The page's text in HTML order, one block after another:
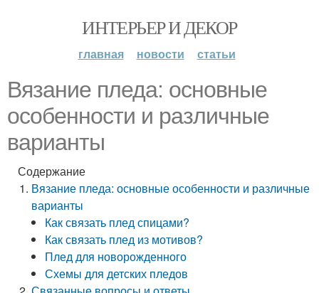
ИНТЕРЬЕР И ДЕКОР
главная новости статьи
Вязание пледа: основные
особенности и различные
варианты
Содержание
Вязание пледа: основные особенности и различные
варианты
Как связать плед спицами?
Как связать плед из мотивов?
Плед для новорожденного
Схемы для детских пледов